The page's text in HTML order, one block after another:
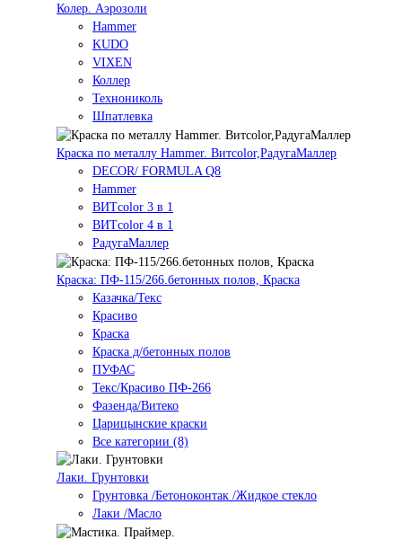
Колер. Аэрозоли
Hammer
KUDO
VIXEN
Коллер
Технониколь
Шпатлевка
Краска по металлу Hammer. Витcolor,РадугаМаллер
DECOR/ FORMULA Q8
Hammer
ВИТcolor 3 в 1
ВИТcolor 4 в 1
РадугаМаллер
Краска: ПФ-115/266.бетонных полов, Краска
Казачка/Текс
Красиво
Краска
Краска д/бетонных полов
ПУФАС
Текс/Красиво ПФ-266
Фазенда/Витеко
Царицынские краски
Все категории (8)
Лаки. Грунтовки
Грунтовка /Бетоноконтак /Жидкое стекло
Лаки /Масло